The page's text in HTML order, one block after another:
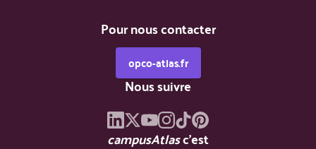
Ecriture avec write.table
Le package data.table
Les régressions linéaires
La fonction lm()
La fonction glm()
Pour nous contacter
opco-atlas.fr
Nous suivre
campusAtlasc'est